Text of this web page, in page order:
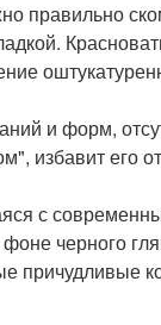
правильно
и форм,
избавит его
с
черного
причудливые